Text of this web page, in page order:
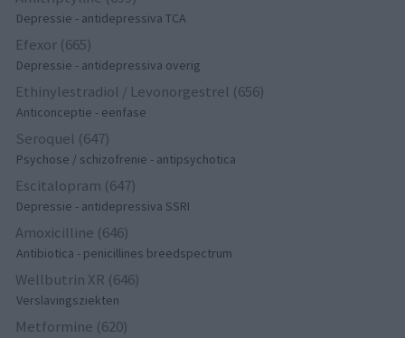
Depressie - antidepressiva TCA
Efexor (665)
Depressie - antidepressiva overig
Ethinylestradiol / Levonorgestrel (656)
Anticonceptie - eenfase
Seroquel (647)
Psychose / schizofrenie - antipsychotica
Escitalopram (647)
Depressie - antidepressiva SSRI
Amoxicilline (646)
Antibiotica - penicillines breedspectrum
Wellbutrin XR (646)
Verslavingsziekten
Metformine (620)